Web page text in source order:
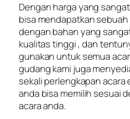
Dengan harga yang
bisa mendapatkan
dengan bahan yang
kualitas tinggi , dan
gunakan untuk semua
gudang kami juga
sekali perlengkapan acara
anda bisa memilih sesuai
acara anda.